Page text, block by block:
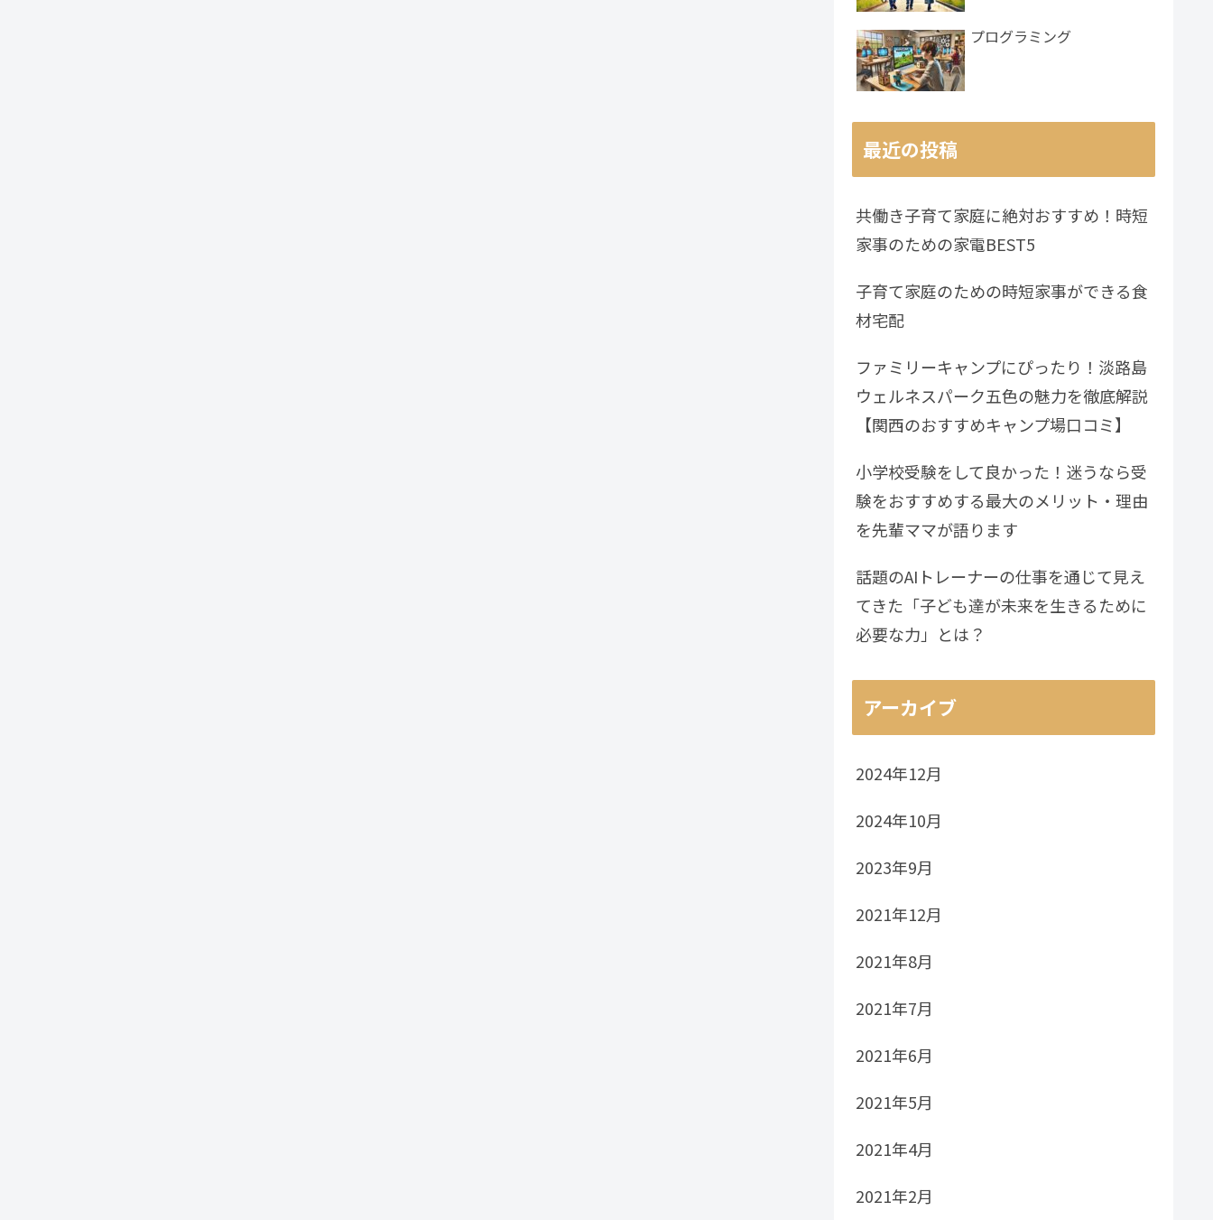
プログラミング
最近の投稿
共働き子育て家庭に絶対おすすめ！時短
家事のための家電BEST5
子育て家庭のための時短家事ができる食
材宅配
ファミリーキャンプにぴったり！淡路島
ウェルネスパーク五色の魅力を徹底解説
【関西のおすすめキャンプ場口コミ】
小学校受験をして良かった！迷うなら受
験をおすすめする最大のメリット・理由
を先輩ママが語ります
話題のAIトレーナーの仕事を通じて見え
てきた「子ども達が未来を生きるために
必要な力」とは？
アーカイブ
2024年12月
2024年10月
2023年9月
2021年12月
2021年8月
2021年7月
2021年6月
2021年5月
2021年4月
2021年2月